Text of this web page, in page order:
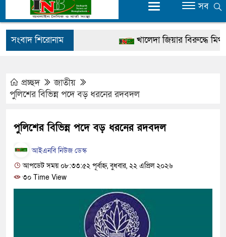
সব
সংবাদ শিরোনাম
খালেদা জিয়ার বিরুদ্ধে মিথ্যা
হবে: প্রধানমন্ত্রী
পুলিশ কোনো দলের বা গোষ্ঠীর
স্বরাষ্ট্রমন্ত্রী
গাজীপুরে সাতজনকে হত্যার
হারুনসহ ১০ জন
প্রচ্ছদ
জাতীয়
পুলিশের বিভিন্ন পদে বড় ধরনের রদবদল
পুলিশের বিভিন্ন পদে বড় ধরনের রদবদল
আইএনবি নিউজ ডেস্ক
আপডেট সময় ০৮:৩৩:৫২ পূর্বাহ্ন, বুধবার, ২২ এপ্রিল ২০২৬
৩০ Time View